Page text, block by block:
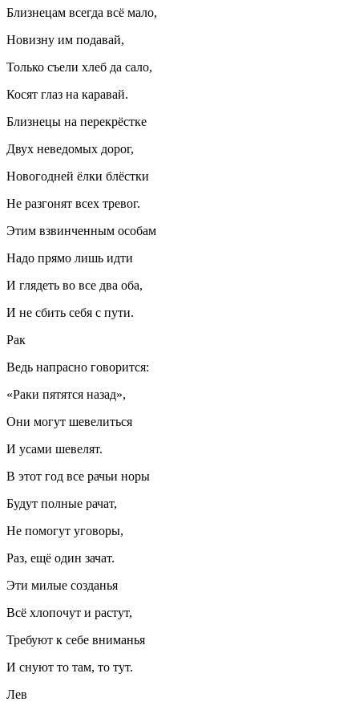
Близнецам всегда всё мало,
Новизну им подавай,
Только съели хлеб да сало,
Косят глаз на каравай.
Близнецы на перекрёстке
Двух неведомых дорог,
Новогодней ёлки блёстки
Не разгонят всех тревог.
Этим взвинченным особам
Надо прямо лишь идти
И глядеть во все два оба,
И не сбить себя с пути.
Рак
Ведь напрасно говорится:
«Раки пятятся назад»,
Они могут шевелиться
И усами шевелят.
В этот год все рачьи норы
Будут полные рачат,
Не помогут уговоры,
Раз, ещё один зачат.
Эти милые созданья
Всё хлопочут и растут,
Требуют к себе вниманья
И снуют то там, то тут.
Лев